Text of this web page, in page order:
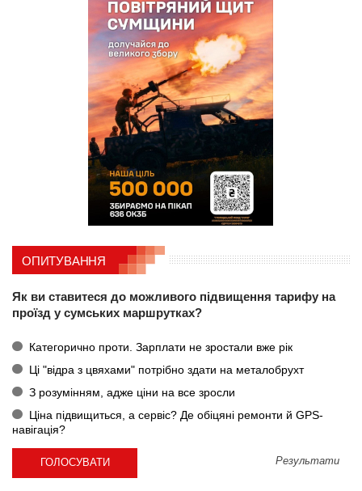
ОПИТУВАННЯ
Як ви ставитеся до можливого підвищення тарифу на
проїзд у сумських маршрутках?
Категорично проти. Зарплати не зростали вже рік
Ці "відра з цвяхами" потрібно здати на металобрухт
З розумінням, адже ціни на все зросли
Ціна підвищиться, а сервіс? Де обіцяні ремонти й GPS-
навігація?
Результати